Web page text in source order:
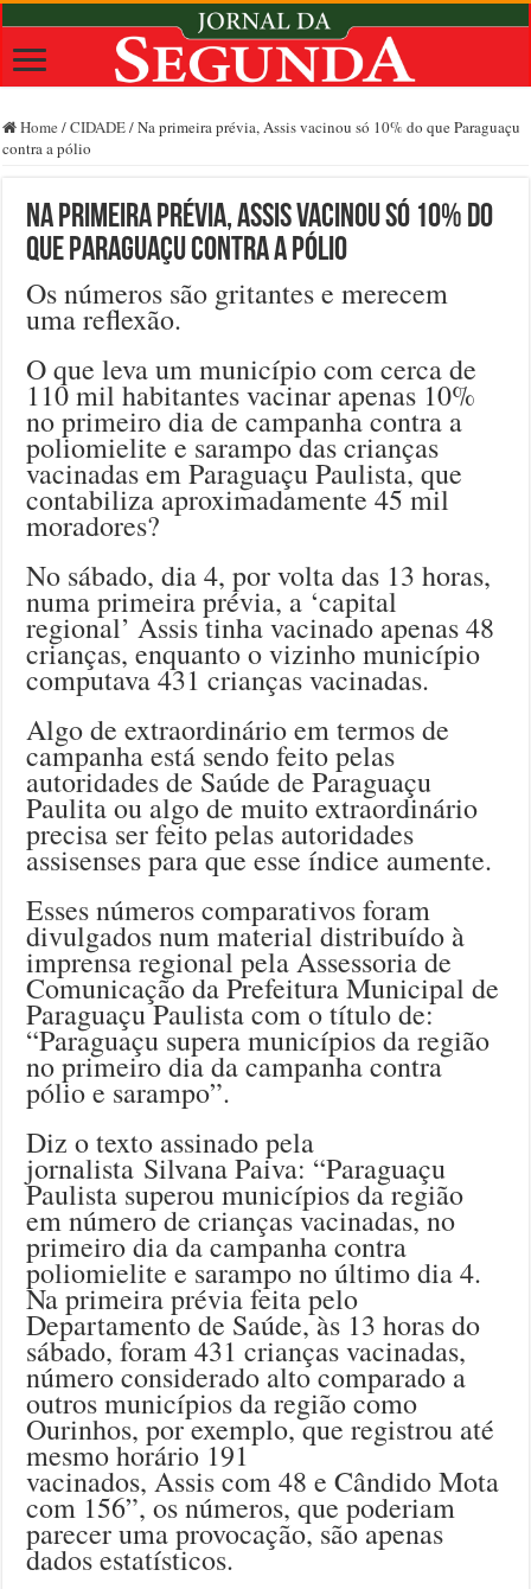
Home /CIDADE/Na primeira prévia, Assis vacinou só 10% do que Paraguaçu
contra a pólio
Na primeira prévia, Assis vacinou só 10% do
que Paraguaçu contra a pólio
Os números são gritantes e merecem
uma reflexão.
O que leva um município com cerca de
110 mil habitantes vacinar apenas 10%
no primeiro dia de campanha contra a
poliomielite e sarampo das crianças
vacinadas em Paraguaçu Paulista, que
contabiliza aproximadamente 45 mil
moradores?
No sábado, dia 4, por volta das 13 horas,
numa primeira prévia, a ‘capital
regional’ Assis tinha vacinado apenas 48
crianças, enquanto o vizinho município
computava 431 crianças vacinadas.
Algo de extraordinário em termos de
campanha está sendo feito pelas
autoridades de Saúde de Paraguaçu
Paulita ou algo de muito extraordinário
precisa ser feito pelas autoridades
assisenses para que esse índice aumente.
Esses números comparativos foram
divulgados num material distribuído à
imprensa regional pela Assessoria de
Comunicação da Prefeitura Municipal de
Paraguaçu Paulista com o título de:
“Paraguaçu supera municípios da região
no primeiro dia da campanha contra
pólio e sarampo”.
Diz o texto assinado pela
jornalista Silvana Paiva: “Paraguaçu
Paulista superou municípios da região
em número de crianças vacinadas, no
primeiro dia da campanha contra
poliomielite e sarampo no último dia 4.
Na primeira prévia feita pelo
Departamento de Saúde, às 13 horas do
sábado, foram 431 crianças vacinadas,
número considerado alto comparado a
outros municípios da região como
Ourinhos, por exemplo, que registrou até
mesmo horário 191
vacinados, Assis com 48 e Cândido Mota
com 156”, os números, que poderiam
parecer uma provocação, são apenas
dados estatísticos.